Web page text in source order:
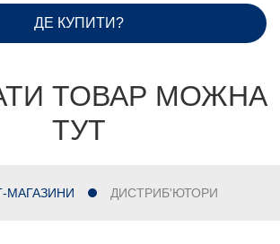
ДЕ КУПИТИ?
ТОВАР МОЖНА
ТУТ
МАГАЗИНИ ДИСТРИБ'ЮТОРИ